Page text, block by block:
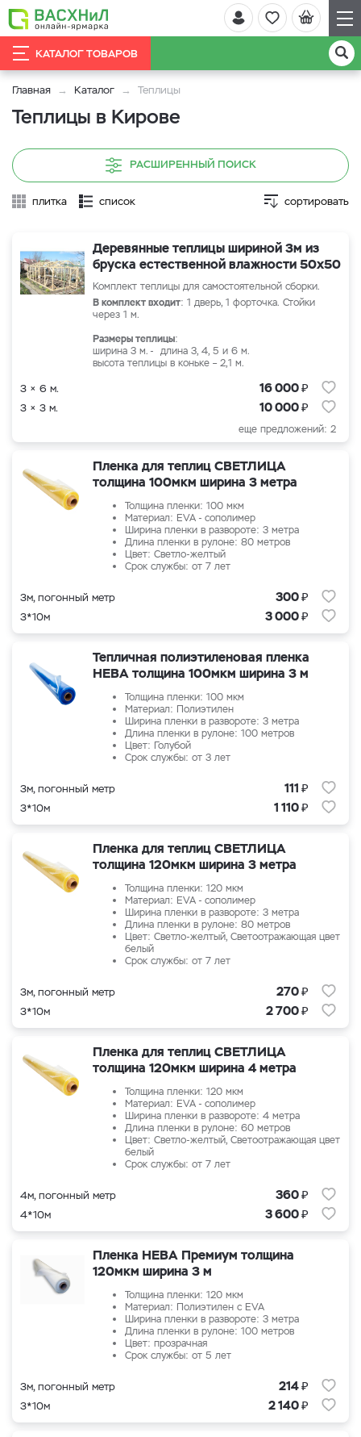
КАТАЛОГ ТОВАРОВ
Главная Каталог Теплицы
Теплицы в Кирове
РАСШИРЕННЫЙ ПОИСК
плитка список сортировать
Деревянные теплицы шириной 3м из
бруска естественной влажности 50х50
Комплект теплицы для самостоятельной сборки.
В комплект входит: 1 дверь, 1 форточка. Стойки
через 1 м.
Размеры теплицы:
ширина 3 м. - длина 3, 4, 5 и 6 м.
высота теплицы в коньке – 2,1 м.
3 × 6 м. 16 000₽
3 × 3 м. 10 000₽
еще предложений: 2
Пленка для теплиц СВЕТЛИЦА
толщина 100мкм ширина 3 метра
Толщина пленки: 100 мкм
Материал: EVA - сополимер
Ширина пленки в развороте: 3 метра
Длина пленки в рулоне: 80 метров
Цвет: Светло-желтый
Срок службы: от 7 лет
3м, погонный метр 300₽
3*10м 3 000₽
Тепличная полиэтиленовая пленка
НЕВА толщина 100мкм ширина 3 м
Толщина пленки: 100 мкм
Материал: Полиэтилен
Ширина пленки в развороте: 3 метра
Длина пленки в рулоне: 100 метров
Цвет: Голубой
Срок службы: от 3 лет
3м, погонный метр 111₽
3*10м 1 110₽
Пленка для теплиц СВЕТЛИЦА
толщина 120мкм ширина 3 метра
Толщина пленки: 120 мкм
Материал: EVA - сополимер
Ширина пленки в развороте: 3 метра
Длина пленки в рулоне: 80 метров
Цвет: Светло-желтый, Светоотражающая цвет
белый
Срок службы: от 7 лет
3м, погонный метр 270₽
3*10м 2 700₽
Пленка для теплиц СВЕТЛИЦА
толщина 120мкм ширина 4 метра
Толщина пленки: 120 мкм
Материал: EVA - сополимер
Ширина пленки в развороте: 4 метра
Длина пленки в рулоне: 60 метров
Цвет: Светло-желтый, Светоотражающая цвет
белый
Срок службы: от 7 лет
4м, погонный метр 360₽
4*10м 3 600₽
Пленка НЕВА Премиум толщина
120мкм ширина 3 м
Толщина пленки: 120 мкм
Материал: Полиэтилен с EVA
Ширина пленки в развороте: 3 метра
Длина пленки в рулоне: 100 метров
Цвет: прозрачная
Срок службы: от 5 лет
3м, погонный метр 214₽
3*10м 2 140₽